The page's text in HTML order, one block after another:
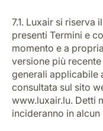
7.1. Luxair si
presenti Termini e
momento e a
versione più
generali applicabile
consultata sul sito
www.luxair.lu. Detti
incideranno in